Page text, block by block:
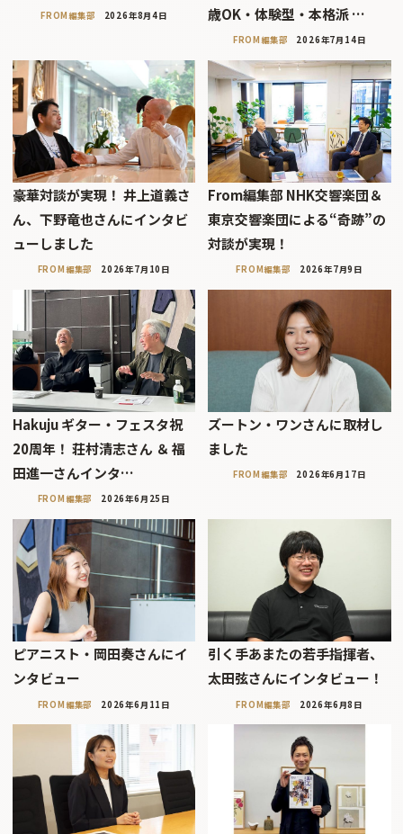
FROM編集部 2026年8月4日
歳OK・体験型・本格派 …
FROM編集部 2026年7月14日
豪華対談が実現！ 井上道義さ
ん、下野竜也さんにインタビ
ューしました
FROM編集部 2026年7月10日
From編集部 NHK交響楽団＆
東京交響楽団による“奇跡”の
対談が実現！
FROM編集部 2026年7月9日
Hakuju ギター・フェスタ祝
20周年！ 荘村清志さん ＆ 福
田進一さんインタ…
FROM編集部 2026年6月25日
ズートン・ワンさんに取材し
ました
FROM編集部 2026年6月17日
ピアニスト・岡田奏さんにイ
ンタビュー
FROM編集部 2026年6月11日
引く手あまたの若手指揮者、
太田弦さんにインタビュー！
FROM編集部 2026年6月8日